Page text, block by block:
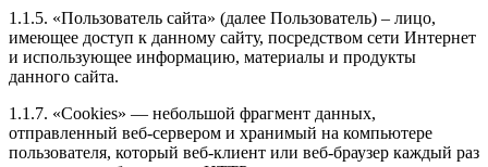
1.1.5. «Пользователь сайта» (далее Пользователь) – лицо,
имеющее доступ к данному сайту, посредством сети Интернет
и использующее информацию, материалы и продукты
данного сайта.
1.1.7. «Cookies» — небольшой фрагмент данных,
отправленный веб-сервером и хранимый на компьютере
пользователя, который веб-клиент или веб-браузер каждый раз